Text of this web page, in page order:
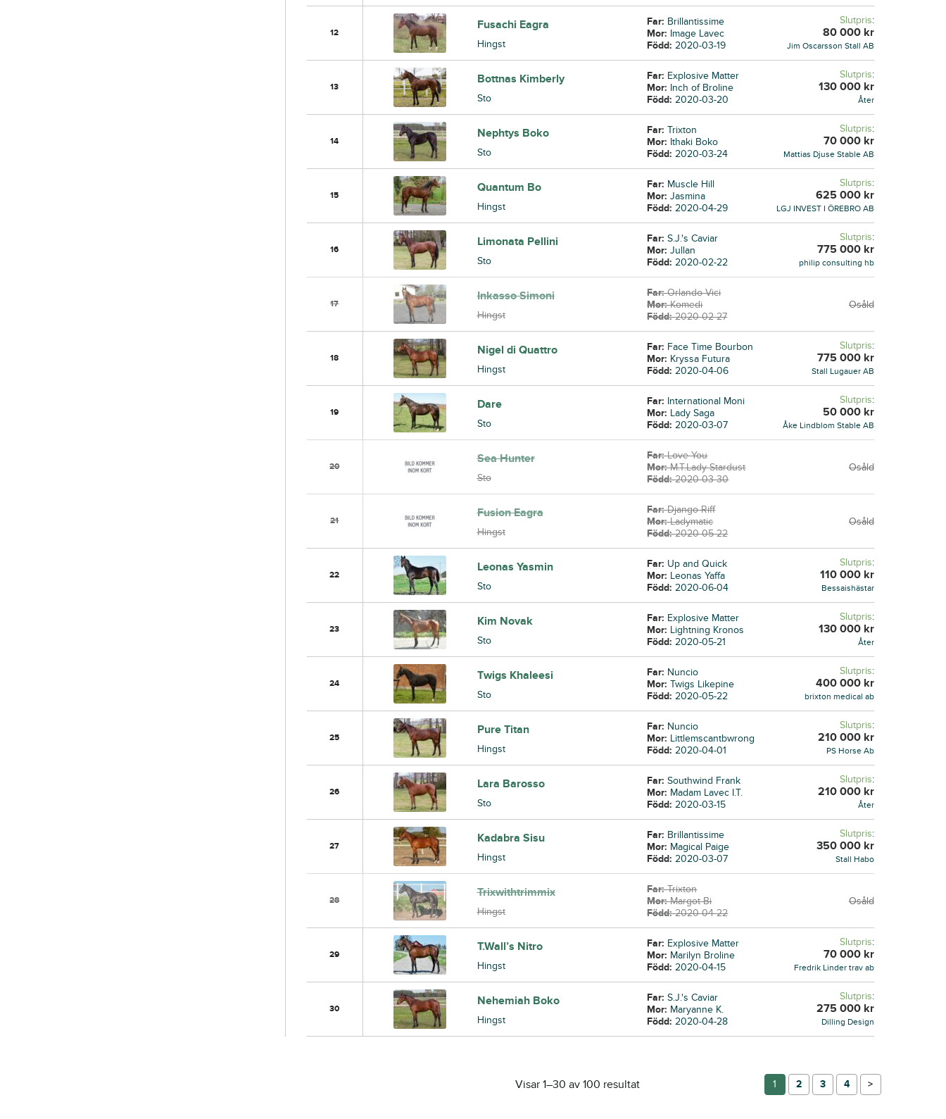
12
Fusachi Eagra
Hingst
Far: Brillantissime
Mor: Image Lavec
Född:2020-03-19
Slutpris:
80 000 kr
Jim Oscarsson Stall AB
13
Bottnas Kimberly
Sto
Far: Explosive Matter
Mor: Inch of Broline
Född:2020-03-20
Slutpris:
130 000 kr
Åter
14
Nephtys Boko
Sto
Far:Trixton
Mor: Ithaki Boko
Född:2020-03-24
Slutpris:
70 000 kr
Mattias Djuse Stable AB
15
Quantum Bo
Hingst
Far: Muscle Hill
Mor:Jasmina
Född:2020-04-29
Slutpris:
625 000 kr
LGJ INVEST I ÖREBRO AB
16
Limonata Pellini
Sto
Far:S.J.'s Caviar
Mor:Jullan
Född:2020-02-22
Slutpris:
775 000 kr
philip consulting hb
17
Inkasso Simoni
Hingst
Far:Orlando Vici
Mor:Komedi
Född:2020-02-27
Osåld
18
Nigel di Quattro
Hingst
Far: Face Time Bourbon
Mor: Kryssa Futura
Född:2020-04-06
Slutpris:
775 000 kr
Stall Lugauer AB
19
Dare
Sto
Far: International Moni
Mor: Lady Saga
Född:2020-03-07
Slutpris:
50 000 kr
Åke Lindblom Stable AB
20
Sea Hunter
Sto
Far:Love You
Mor:M.T.Lady Stardust
Född:2020-03-30
Osåld
21
Fusion Eagra
Hingst
Far:Django Riff
Mor:Ladymatic
Född:2020-05-22
Osåld
22
Leonas Yasmin
Sto
Far: Up and Quick
Mor: Leonas Yaffa
Född:2020-06-04
Slutpris:
110 000 kr
Bessaishästar
23
Kim Novak
Sto
Far: Explosive Matter
Mor: Lightning Kronos
Född:2020-05-21
Slutpris:
130 000 kr
Åter
24
Twigs Khaleesi
Sto
Far: Nuncio
Mor:Twigs Likepine
Född:2020-05-22
Slutpris:
400 000 kr
brixton medical ab
25
Pure Titan
Hingst
Far: Nuncio
Mor: Littlemscantbwrong
Född:2020-04-01
Slutpris:
210 000 kr
PS Horse Ab
26
Lara Barosso
Sto
Far:Southwind Frank
Mor: Madam Lavec I.T.
Född:2020-03-15
Slutpris:
210 000 kr
Åter
27
Kadabra Sisu
Hingst
Far: Brillantissime
Mor: Magical Paige
Född:2020-03-07
Slutpris:
350 000 kr
Stall Habo
28
Trixwithtrimmix
Hingst
Far:Trixton
Mor:Margot Bi
Född:2020-04-22
Osåld
29
T.Wall’s Nitro
Hingst
Far: Explosive Matter
Mor: Marilyn Broline
Född:2020-04-15
Slutpris:
70 000 kr
Fredrik Linder trav ab
30
Nehemiah Boko
Hingst
Far:S.J.'s Caviar
Mor: Maryanne K.
Född:2020-04-28
Slutpris:
275 000 kr
Dilling Design
Visar 1–30 av 100 resultat 1 2 3 4 →